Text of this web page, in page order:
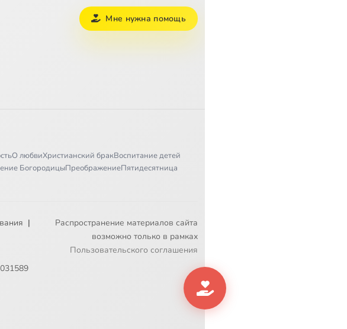
Мне нужна помощь
О любвиХристианский бракВоспитание детей
БогородицыПреображениеПятидесятница
|
Распространение материалов сайта
возможно только в рамках
Пользовательского соглашения